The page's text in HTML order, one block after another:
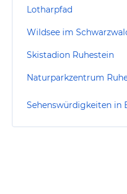
Lotharpfad
Wildsee im
Skistadion Ruhestein
Naturparkzentrum
Sehenswürdigkeiten in